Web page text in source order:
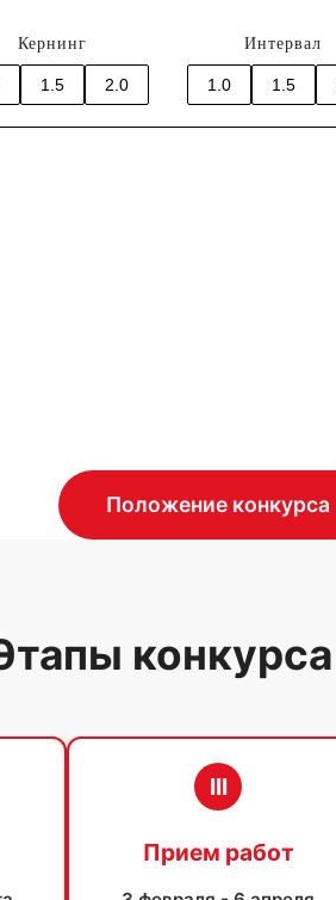
Кернинг
1.5 2.0
Интервал
1.0 1.5
Положение конкурса
конкурса
III
Прием работ